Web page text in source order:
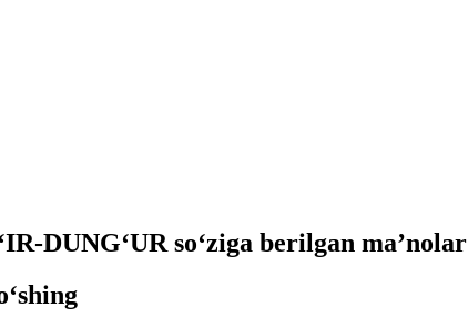
DUNG‘UR so‘ziga berilgan ma’nolar